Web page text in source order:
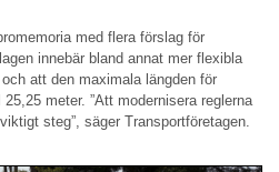
med flera förslag för
innebär bland annat mer flexibla
att den maximala längden för
meter. ”Att modernisera reglerna
steg”, säger Transportföretagen.